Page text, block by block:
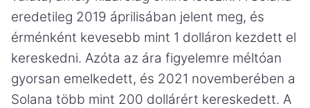
eredetileg 2019 áprilisában jelent meg, és
érménként kevesebb mint 1 dolláron kezdett el
kereskedni. Azóta az ára figyelemre méltóan
gyorsan emelkedett, és 2021 novemberében a
Solana több mint 200 dollárért kereskedett. A